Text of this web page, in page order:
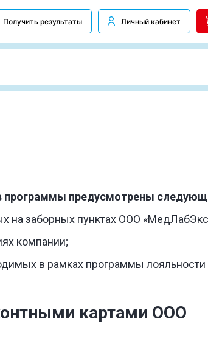
Получить результаты Личный кабинет
программы предусмотрены
на заборных пунктах ООО
компании;
в рамках программы
картами ООО